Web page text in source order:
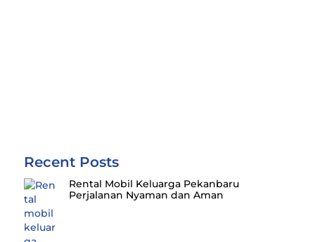
Recent Posts
Rental Mobil Keluarga Pekanbaru
Perjalanan Nyaman dan Aman